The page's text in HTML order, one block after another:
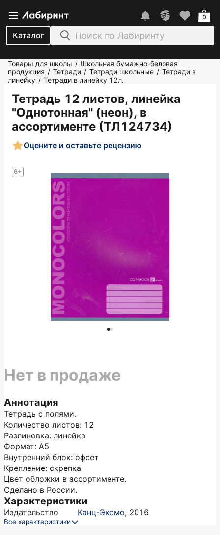
Каталог
0
Товары для школы / Школьная бумажно-беловая
продукция / Тетради / Тетради школьные / Тетради в
линейку / Тетради в линейку 12л.
Тетрадь 12 листов, линейка
"Однотонная" (неон), в
ассортименте (ТЛ124734)
6+
Оцените и оставьте рецензию
Аннотация
Тетрадь с полями.
Количество листов: 12
Разлиновка: линейка
Формат: А5
Внутренний блок: офсет
Крепление: скрепка
Цвет обложки в ассортименте.
Сделано в России.
Характеристики
Издательство Канц-Эксмо, 2016
Все характеристики
Нет в продаже